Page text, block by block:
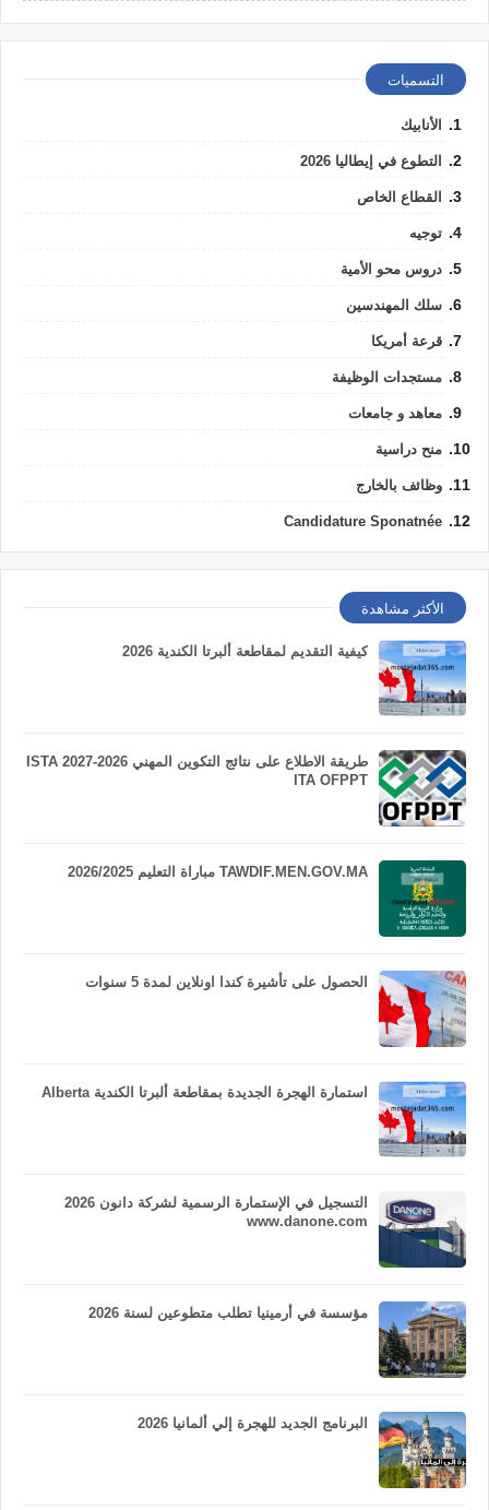
التسميات
الأنابيك
التطوع في إيطاليا 2026
القطاع الخاص
توجيه
دروس محو الأمية
سلك المهندسين
قرعة أمريكا
مستجدات الوظيفة
معاهد و جامعات
منح دراسية
وظائف بالخارج
Candidature Sponatnée
الأكثر مشاهدة
كيفية التقديم لمقاطعة ألبرتا الكندية 2026
طريقة الاطلاع على نتائج التكوين المهني 2026-2027 ISTA
ITA OFPPT
TAWDIF.MEN.GOV.MA مباراة التعليم 2026/2025
الحصول على تأشيرة كندا اونلاين لمدة 5 سنوات
استمارة الهجرة الجديدة بمقاطعة ألبرتا الكندية Alberta
التسجيل في الإستمارة الرسمية لشركة دانون 2026
www.danone.com
مؤسسة في أرمينيا تطلب متطوعين لسنة 2026
البرنامج الجديد للهجرة إلي ألمانيا 2026